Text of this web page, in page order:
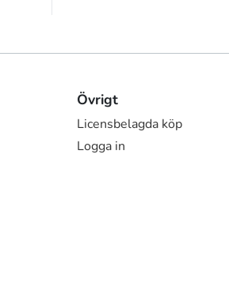
Övrigt
Licensbelagda köp
Logga in